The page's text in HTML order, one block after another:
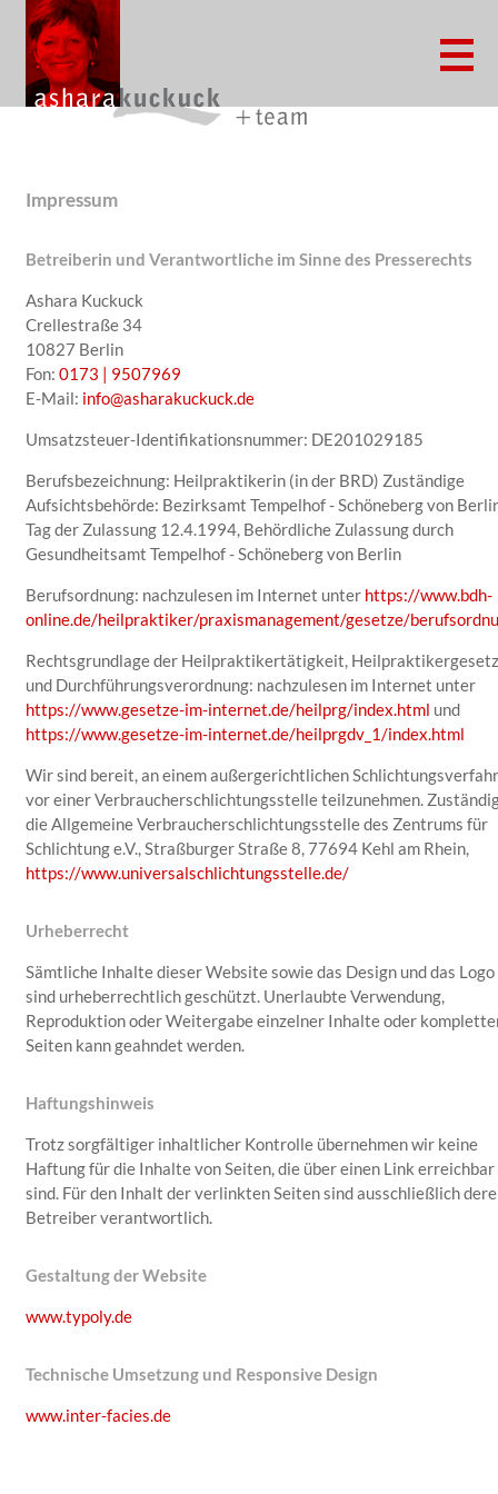
Reiki
Usui Reiki
Reikiklinik
Reikibuch
Ausbildung Reikimeister/in
Systena®
Energetisch heilen mit Systena
Die Systena Kur
Besprechen
Traditionelles Besprechen
Besprechen von Krankheiten
Fußreflexzonenmassage
Fernbehandlung
Ashara Kuckuck
Birim Dagli-Feldmann
Kornelia Welz
Preisliste
Kontakt
Impressum
Betreiberin und Verantwortliche im Sinne des Presserechts
Ashara Kuckuck
Crellestraße 34
10827 Berlin
Fon: 0173 | 9507969
E-Mail: info@asharakuckuck.de
Umsatzsteuer-Identifikationsnummer: DE201029185
Berufsbezeichnung: Heilpraktikerin (in der BRD) Zuständige
Aufsichtsbehörde: Bezirksamt Tempelhof - Schöneberg von
Tag der Zulassung 12.4.1994, Behördliche Zulassung durch
Gesundheitsamt Tempelhof - Schöneberg von Berlin
Berufsordnung: nachzulesen im Internet unter https://www.bdh-
online.de/heilpraktiker/praxismanagement/gesetze/
Rechtsgrundlage der Heilpraktikertätigkeit, Heilpraktikergesetz
und Durchführungsverordnung: nachzulesen im Internet unter
https://www.gesetze-im-internet.de/heilprg/index.html und
https://www.gesetze-im-internet.de/heilprgdv_1/index.html
Wir sind bereit, an einem außergerichtlichen
vor einer Verbraucherschlichtungsstelle teilzunehmen.
die Allgemeine Verbraucherschlichtungsstelle des Zentrums für
Schlichtung e.V., Straßburger Straße 8, 77694 Kehl am Rhein,
https://www.universalschlichtungsstelle.de/
Urheberrecht
Sämtliche Inhalte dieser Website sowie das Design und das Logo
sind urheberrechtlich geschützt. Unerlaubte Verwendung,
Reproduktion oder Weitergabe einzelner Inhalte oder
Seiten kann geahndet werden.
Haftungshinweis
Trotz sorgfältiger inhaltlicher Kontrolle übernehmen wir keine
Haftung für die Inhalte von Seiten, die über einen Link erreichbar
sind. Für den Inhalt der verlinkten Seiten sind ausschließlich
Betreiber verantwortlich.
Gestaltung der Website
www.typoly.de
Technische Umsetzung und Responsive Design
www.inter-facies.de